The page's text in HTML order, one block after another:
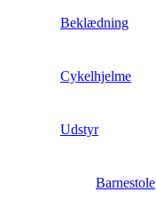
Beklædning
Cykelhjelme
Udstyr
Barnestole